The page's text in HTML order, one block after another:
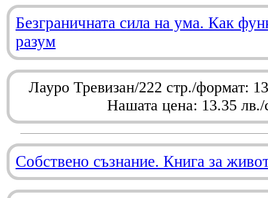
Безграничната сила на ума. Как
разум
Лауро Тревизан/222 стр./формат:
Нашата цена: 13.35 лв./
Собствено съзнание. Книга за